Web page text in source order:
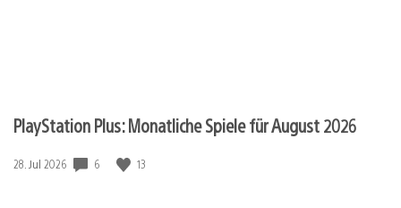
PlayStation Plus: Monatliche Spiele für August 2026
Veröffentlichungsdatum:
28. Jul 2026 6 13